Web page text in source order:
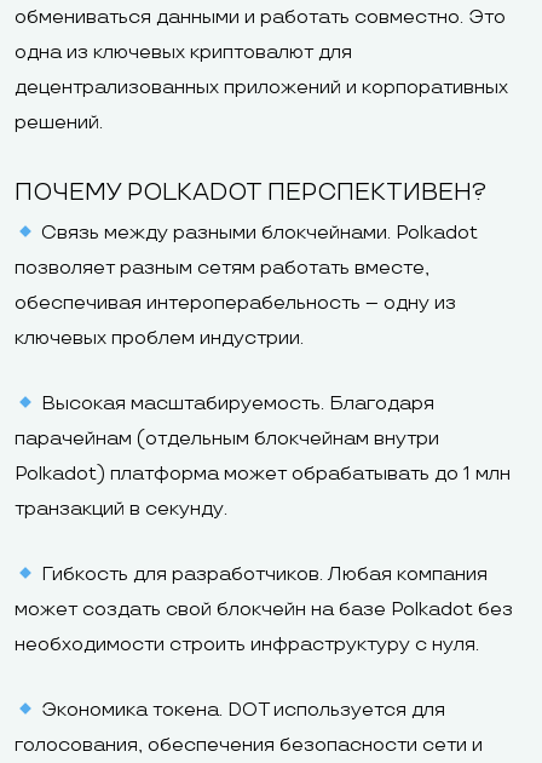
обмениваться данными и работать совместно. Это
одна из ключевых криптовалют для
децентрализованных приложений и корпоративных
решений.
ПОЧЕМУ POLKADOT ПЕРСПЕКТИВЕН?
Связь между разными блокчейнами. Polkadot
позволяет разным сетям работать вместе,
обеспечивая интероперабельность – одну из
ключевых проблем индустрии.
Высокая масштабируемость. Благодаря
парачейнам (отдельным блокчейнам внутри
Polkadot) платформа может обрабатывать до 1 млн
транзакций в секунду.
Гибкость для разработчиков. Любая компания
может создать свой блокчейн на базе Polkadot без
необходимости строить инфраструктуру с нуля.
Экономика токена. DOT используется для
голосования, обеспечения безопасности сети и